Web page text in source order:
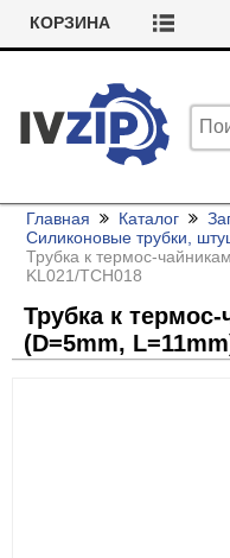
КОРЗИНА
Главная Каталог
Силиконовые трубки,
Трубка к термос-
KL021/TCH018
Трубка к
(D=5mm,